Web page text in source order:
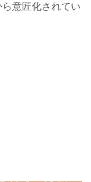
意匠化されてい